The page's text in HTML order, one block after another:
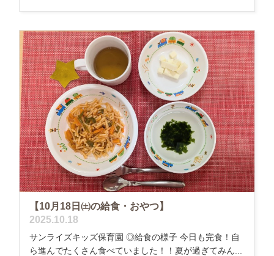
【10月18日㈯の給食・おやつ】
2025.10.18
サンライズキッズ保育園 ◎給食の様子 今日も完食！自
ら進んでたくさん食べていました！！夏が過ぎてみん...